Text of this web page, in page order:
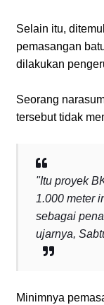
Selain itu,
pemasangan
dilakukan
Seorang
tersebut tidak
"Itu proyek
1.000 meter
sebagai
ujarnya,
Minimnya